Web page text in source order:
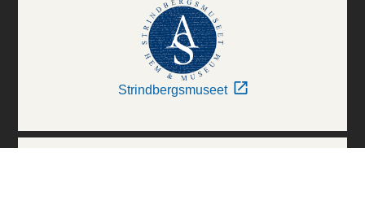
Strindbergsmuseet